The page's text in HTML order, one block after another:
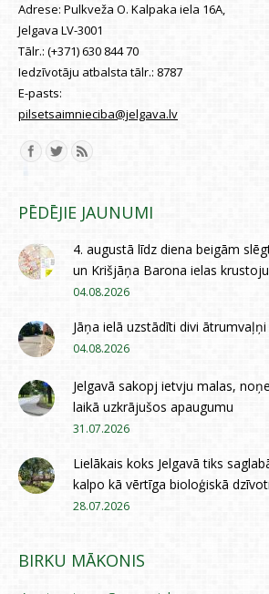
Adrese: Pulkveža O. Kalpaka iela 16A,
Jelgava LV-3001
Tālr.: (+371) 630 844 70
Iedzīvotāju atbalsta tālr.: 8787
E-pasts:
pilsetsaimnieciba@jelgava.lv
Find us on:
PĒDĒJIE JAUNUMI
4. augustā līdz diena beigām
un Krišjāņa Barona ielas
04.08.2026
Jāņa ielā uzstādīti divi ātrumvaļņi
04.08.2026
Jelgavā sakopj ietvju malas,
laikā uzkrājušos apaugumu
31.07.2026
Lielākais koks Jelgavā tiks
kalpo kā vērtīga bioloģiskā
28.07.2026
BIRKU MĀKONIS